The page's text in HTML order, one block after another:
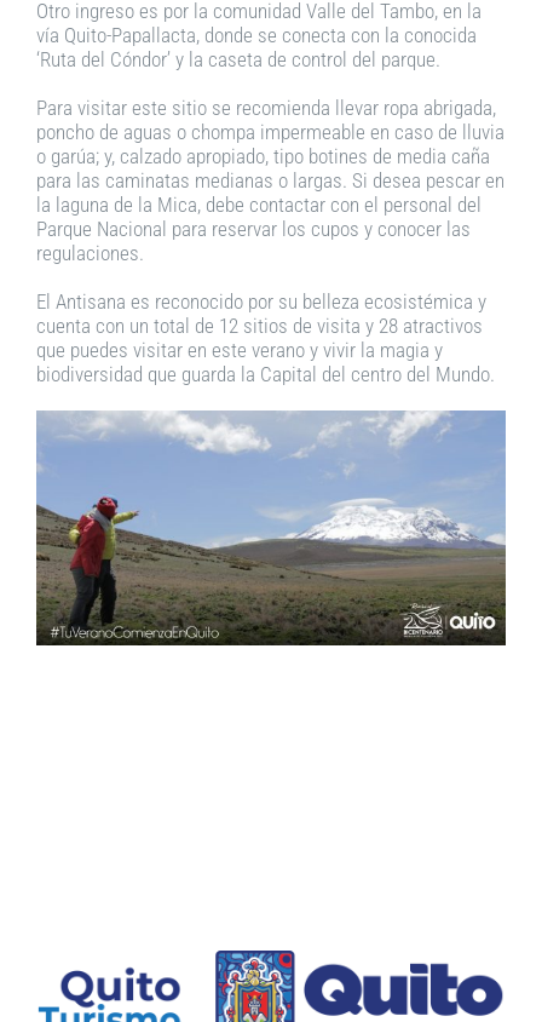
Otro ingreso es por la comunidad Valle del Tambo, en la
vía Quito-Papallacta, donde se conecta con la conocida
‘Ruta del Cóndor’ y la caseta de control del parque.
Para visitar este sitio se recomienda llevar ropa abrigada,
poncho de aguas o chompa impermeable en caso de lluvia
o garúa; y, calzado apropiado, tipo botines de media caña
para las caminatas medianas o largas. Si desea pescar en
la laguna de la Mica, debe contactar con el personal del
Parque Nacional para reservar los cupos y conocer las
regulaciones.
El Antisana es reconocido por su belleza ecosistémica y
cuenta con un total de 12 sitios de visita y 28 atractivos
que puedes visitar en este verano y vivir la magia y
biodiversidad que guarda la Capital del centro del Mundo.